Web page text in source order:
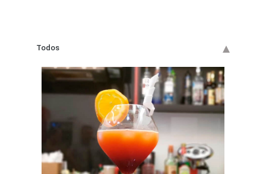
Todos